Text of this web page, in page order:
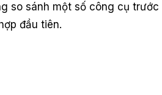
so sánh một số công cụ trước
đầu tiên.